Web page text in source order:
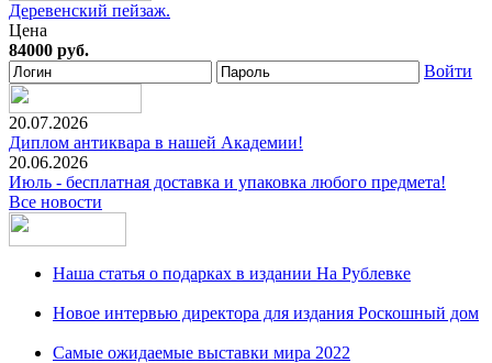
Деревенский пейзаж.
Цена
84000 руб.
Войти
20.07.2026
Диплом антиквара в нашей Академии!
20.06.2026
Июль - бесплатная доставка и упаковка любого предмета!
Все новости
Наша статья о подарках в издании На Рублевке
Новое интервью директора для издания Роскошный дом
Самые ожидаемые выставки мира 2022